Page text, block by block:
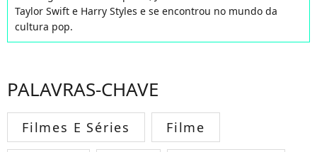
Taylor Swift e Harry Styles e se encontrou no mundo da
cultura pop.
PALAVRAS-CHAVE
Filmes E Séries Filme